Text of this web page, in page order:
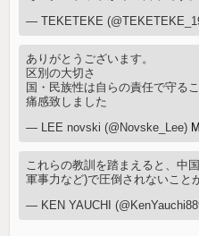
— TEKETEKE
ありがとうございます。
区別の大切さ
国・民族性は自らの責任で守る
痛感致しました
— LEE novski (@Novske_Lee)
これらの教訓を踏まえると、中
軍事力など)で圧倒されないこと
— KEN YAUCHI